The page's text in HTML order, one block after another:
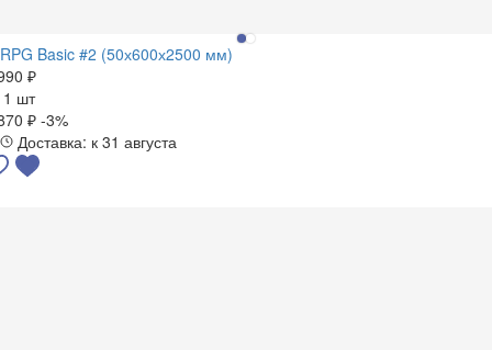
RPG Basic #2 (50х600х2500 мм)
₽
1 шт
₽ -3%
Доставка: к 31 августа